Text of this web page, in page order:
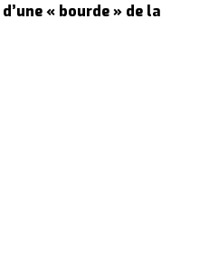
« bourde » de la